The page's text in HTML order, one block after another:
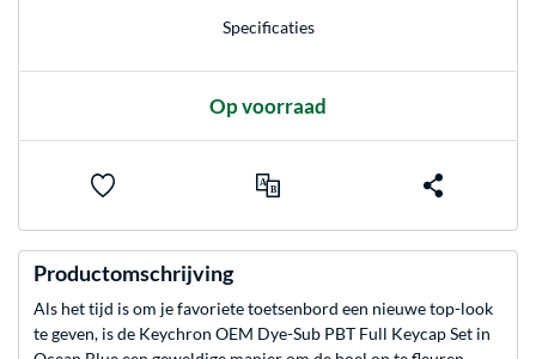
Specificaties
Op voorraad
Productomschrijving
Als het tijd is om je favoriete toetsenbord een nieuwe top-look
te geven, is de Keychron OEM Dye-Sub PBT Full Keycap Set in